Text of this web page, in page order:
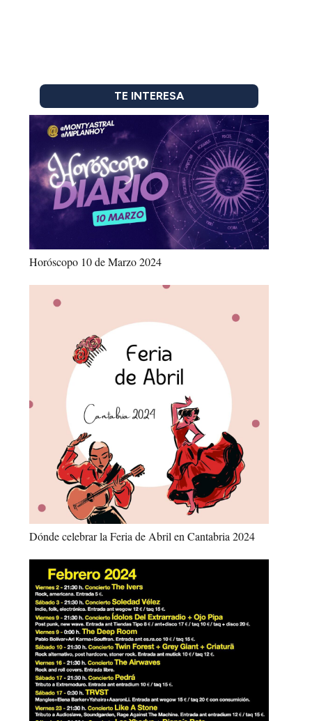
TE INTERESA
Horóscopo 10 de Marzo 2024
Dónde celebrar la Feria de Abril en Cantabria 2024